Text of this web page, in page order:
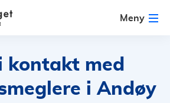
Meny
kontakt med
i Andøy